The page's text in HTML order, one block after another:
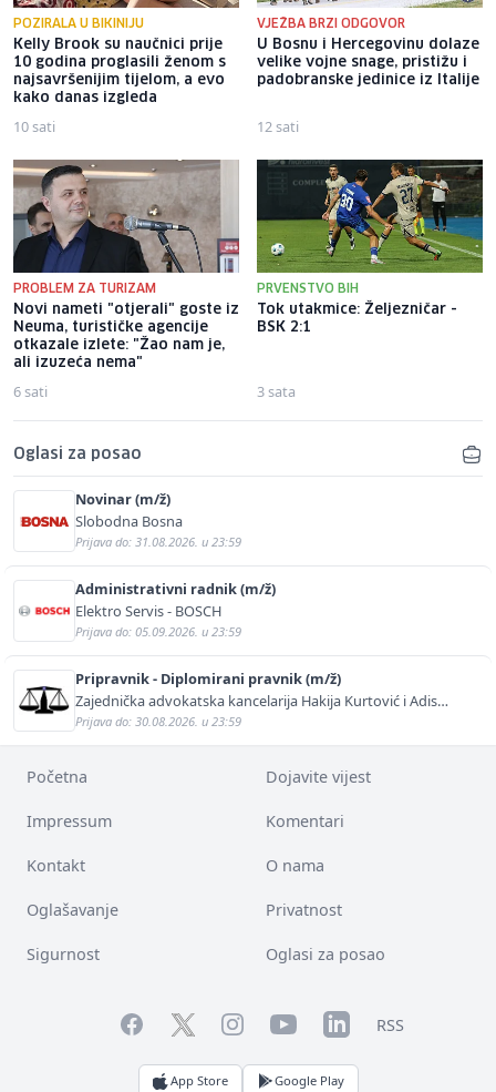
POZIRALA U BIKINIJU
Kelly Brook su naučnici prije
10 godina proglasili ženom s
najsavršenijim tijelom, a evo
kako danas izgleda
10 sati
VJEŽBA BRZI ODGOVOR
U Bosnu i Hercegovinu dolaze
velike vojne snage, pristižu i
padobranske jedinice iz Italije
12 sati
PROBLEM ZA TURIZAM
Novi nameti "otjerali" goste iz
Neuma, turističke agencije
otkazale izlete: "Žao nam je,
ali izuzeća nema"
6 sati
PRVENSTVO BIH
Tok utakmice: Željezničar -
BSK 2:1
3 sata
Oglasi za posao
Novinar (m/ž)
Slobodna Bosna
Prijava do: 31.08.2026. u 23:59
Administrativni radnik (m/ž)
Elektro Servis - BOSCH
Prijava do: 05.09.2026. u 23:59
Pripravnik - Diplomirani pravnik (m/ž)
Zajednička advokatska kancelarija Hakija Kurtović i Adis
Kurtović
Prijava do: 30.08.2026. u 23:59
Početna Dojavite vijest
Impressum Komentari
Kontakt O nama
Oglašavanje Privatnost
Sigurnost Oglasi za posao
FacebookTwitterInstagramYouTubeLinkedInRSS
App Store Google Play